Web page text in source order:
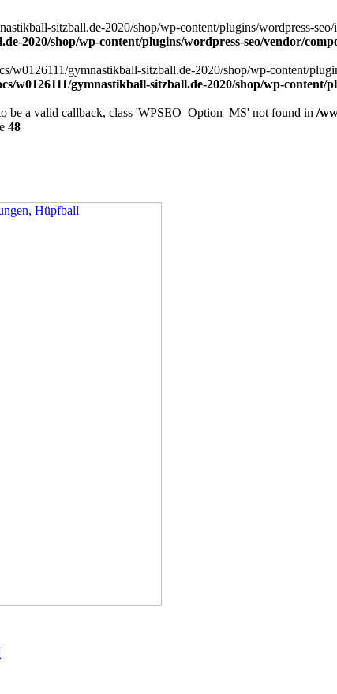
sitzball.de-2020/shop/wp-content/plugins/wordpress-
2020/shop/wp-content/plugins/wordpress-seo/vendor/
w0126111/gymnastikball-sitzball.de-2020/shop/wp-content/
w0126111/gymnastikball-sitzball.de-2020/shop/wp-content/
be a valid callback, class 'WPSEO_Option_MS' not found in /
48